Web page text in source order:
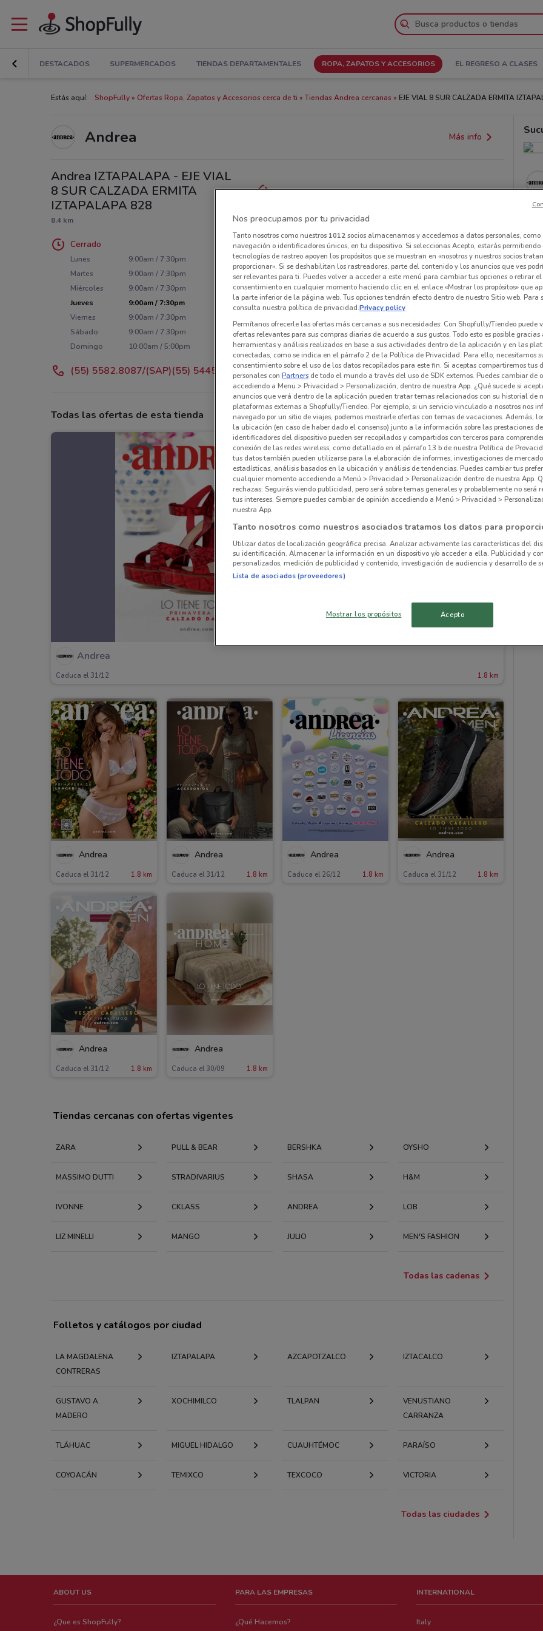
DESTACADOS SUPERMERCADOS TIENDAS DEPARTAMENTALES ROPA, ZAPATOS Y ACCESORIOS EL REGRESO A CLASES
Estás aquí: ShopFully Ofertas Ropa, Zapatos y Accesorios cerca de ti Tiendas Andrea cercanas EJE VIAL 8 SUR CALZADA ERMITA
Andrea Más info
Andrea IZTAPALAPA - EJE VIAL
8 SUR CALZADA ERMITA
IZTAPALAPA 828
8.4 km
Cerrado
Lunes
9:00am / 7:30pm
Martes
9:00am / 7:30pm
Miércoles
9:00am / 7:30pm
Jueves
9:00am / 7:30pm
Viernes
9:00am / 7:30pm
Sábado
9:00am / 7:30pm
Domingo
10:00am / 5:00pm
(55) 5582.8087/(SAP)(55) 5445.0395
Todas las ofertas de esta tienda
Andrea
Caduca el 31/12 1.8 km
Andrea
Caduca el 31/12 1.8 km
Andrea
Caduca el 31/12 1.8 km
Andrea
Caduca el 26/12 1.8 km
Andrea
Caduca el 31/12 1.8 km
Andrea
Caduca el 31/12 1.8 km
Andrea
Caduca el 30/09 1.8 km
Tiendas cercanas con ofertas vigentes
ZARA PULL & BEAR BERSHKA OYSHO
MASSIMO DUTTI STRADIVARIUS SHASA H&M
IVONNE CKLASS ANDREA LOB
LIZ MINELLI MANGO JULIO MEN'S FASHION
Todas las cadenas
Folletos y catálogos por ciudad
LA MAGDALENA
CONTRERAS
IZTAPALAPA AZCAPOTZALCO IZTACALCO
GUSTAVO A.
MADERO
XOCHIMILCO TLALPAN
VENUSTIANO
CARRANZA
TLÁHUAC MIGUEL HIDALGO CUAUHTÉMOC PARAÍSO
COYOACÁN TEMIXCO TEXCOCO VICTORIA
Todas las ciudades
ABOUT US
¿Que es ShopFully?
PARA LAS EMPRESAS
¿Qué Hacemos?
INTERNATIONAL
Italy
Nos preocupamos por tu privacidad
Tanto nosotros como nuestros 1012socios almacenamos y accedemos a datos personales, como
navegación o identificadores únicos, en tu dispositivo. Si seleccionas Acepto, estarás
tecnologías de rastreo apoyen los propósitos que se muestran en «nosotros y nuestros socios
proporcionar». Si se deshabilitan los rastreadores, parte del contenido y los anuncios que ves
ser relevantes para ti. Puedes volver a acceder a este menú para cambiar tus opciones o retirar el
consentimiento en cualquier momento haciendo clic en el enlace «Mostrar los propósitos» que
la parte inferior de la página web. Tus opciones tendrán efecto dentro de nuestro Sitio web. Para
consulta nuestra política de privacidad.Privacy policy
Permítanos ofrecerle las ofertas más cercanas a sus necesidades: Con Shopfully/Tiendeo puede
ofertas relevantes para sus compras diarias de acuerdo a sus gustos. Todo esto es posible gracias
herramientas y análisis realizados en base a sus actividades dentro de la aplicación y en las
conectadas, como se indica en el párrafo 2 de la Política de Privacidad. Para ello, necesitamos
consentimiento sobre el uso de los datos recopilados para este fin. Si aceptas compartiremos tus
personales con Partners de todo el mundo a través del uso de SDK externos. Puedes cambiar de
accediendo a Menu > Privacidad > Personalización, dentro de nuestra App. ¿Qué sucede si
anuncios que verá dentro de la aplicación pueden tratar temas relacionados con su historial de
plataformas externas a Shopfully/Tiendeo. Por ejemplo, si un servicio vinculado a nosotros nos
navegado por un sitio de viajes, podemos mostrarle ofertas con temas de vacaciones. Además,
la ubicación (en caso de haber dado el consenso) junto a la información sobre las prestaciones
identificadores del dispositivo pueden ser recopilados y compartidos con terceros para
conexión de las redes wireless, como detallado en el párrafo 13.b de nuestra Política de
tus datos también pueden utilizarse para la elaboración de informes, investigaciones de
estadísticas, análisis basados en la ubicación y análisis de tendencias. Puedes cambiar tus
cualquier momento accediendo a Menú > Privacidad > Personalización dentro de nuestra App.
rechazas: Seguirás viendo publicidad, pero será sobre temas generales y probablemente no será
tus intereses. Siempre puedes cambiar de opinión accediendo a Menú > Privacidad >
nuestra App.
Tanto nosotros como nuestros asociados tratamos los datos para
Utilizar datos de localización geográfica precisa. Analizar activamente las características del
su identificación. Almacenar la información en un dispositivo y/o acceder a ella. Publicidad y
personalizados, medición de publicidad y contenido, investigación de audiencia y desarrollo de
Lista de asociados (proveedores)
Mostrar los propósitos Acepto